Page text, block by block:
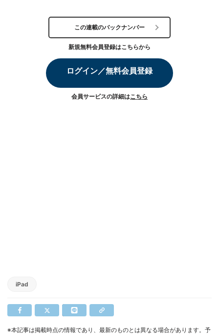
この連載のバックナンバー
新規無料会員登録はこちらから
ログイン／無料会員登録
会員サービスの詳細はこちら
iPad
※本記事は掲載時点の情報であり、最新のものとは異なる場合があります。予